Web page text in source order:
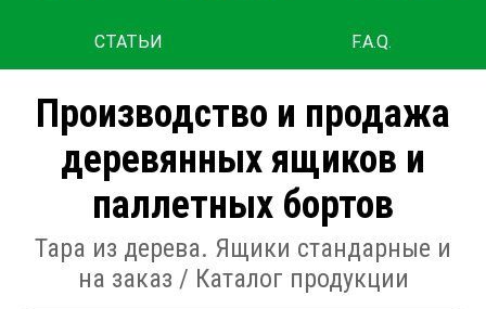
СТАТЬИ F.A.Q.
Производство и продажа
деревянных ящиков и
паллетных бортов
Тара из дерева. Ящики стандарные и
на заказ / Каталог продукции